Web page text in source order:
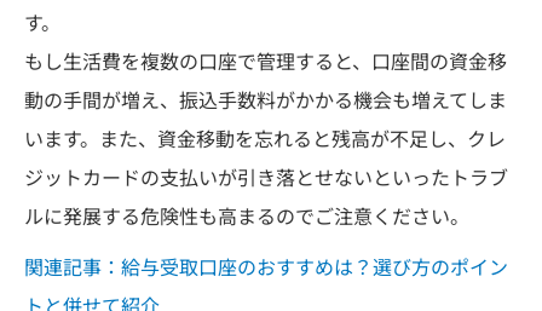
す。
もし生活費を複数の口座で管理すると、口座間の資金移
動の手間が増え、振込手数料がかかる機会も増えてしま
います。また、資金移動を忘れると残高が不足し、クレ
ジットカードの支払いが引き落とせないといったトラブ
ルに発展する危険性も高まるのでご注意ください。
関連記事：給与受取口座のおすすめは？選び方のポイン
トと併せて紹介